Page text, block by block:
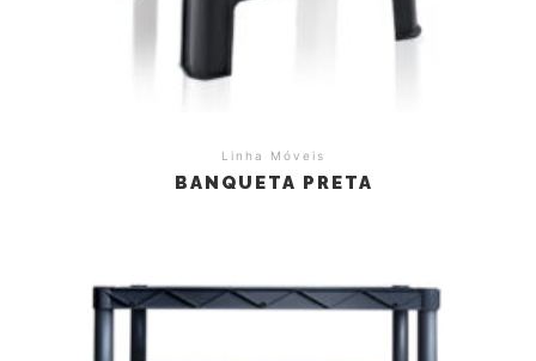
Linha Móveis
BANQUETA PRETA